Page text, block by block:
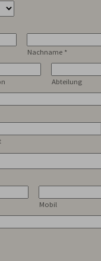
Nachname *
Abteilung
Mobil